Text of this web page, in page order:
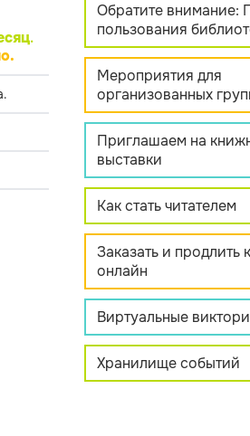
.
Обратите внимание:
пользования
Мероприятия для
организованных
Приглашаем на
выставки
Как стать читателем
Заказать и продлить
онлайн
Виртуальные
Хранилище событий